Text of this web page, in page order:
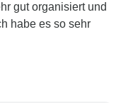
das nächste Mal bei
würden!
gut organisiert und
habe es so sehr